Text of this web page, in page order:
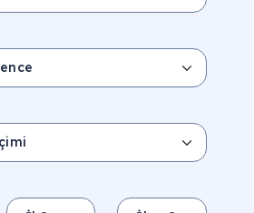
İl Seçin İlçe Seçin